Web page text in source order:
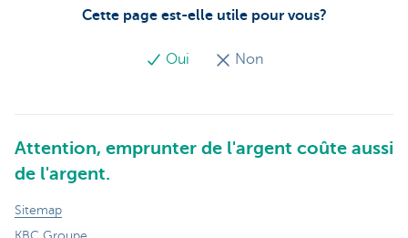
Cette page est-elle utile pour vous?
Oui Non
Attention, emprunter de l'argent coûte aussi
de l'argent.
Sitemap